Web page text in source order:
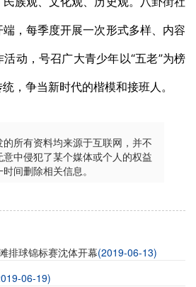
，每季度开展一次形式多样、内容
动，号召广大青少年以“五老”为榜
，争当新时代的楷模和接班人。
所有资料均来源于互联网，并不
中侵犯了某个媒体或个人的权益
间删除相关信息。
排球锦标赛沈体开幕(2019-06-13)
06-19)